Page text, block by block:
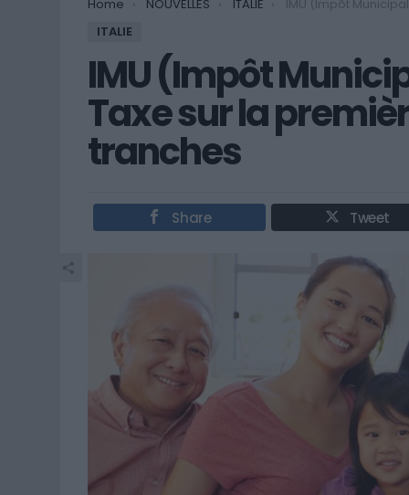
You are here:
Home NOUVELLES ITALIE
IMU (Impôt Municipal sur l’Immobilier): Taxe
ITALIE
IMU (Impôt
Taxe sur la
tranches
Share Tweet